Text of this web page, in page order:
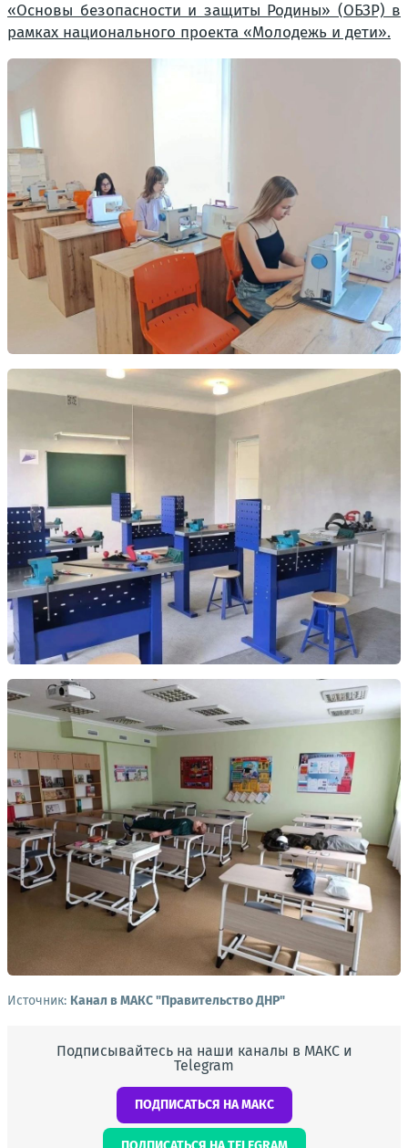
«Основы безопасности и защиты Родины» (ОБЗР) в
рамках национального проекта «Молодежь и дети».
Источник: Канал в МАКС "Правительство ДНР"
Подписывайтесь на наши каналы в МАКС и
Telegram
ПОДПИСАТЬСЯ НА МАКС